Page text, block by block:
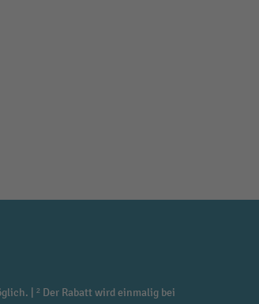
| ² Der Rabatt wird einmalig bei